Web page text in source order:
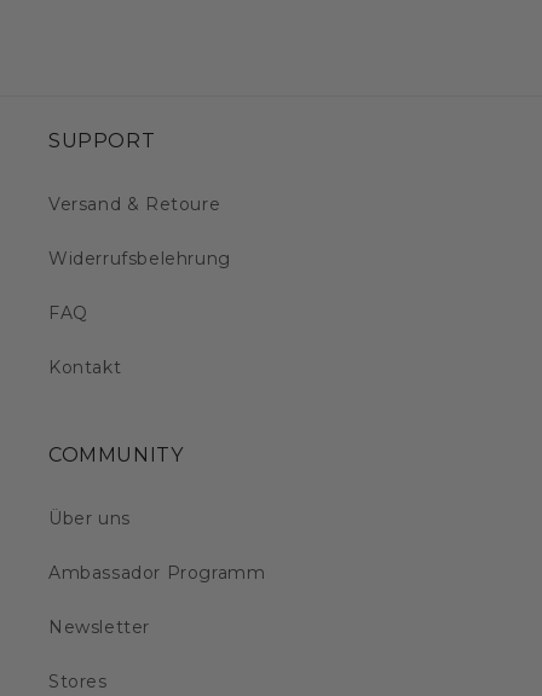
SUPPORT
Versand & Retoure
Widerrufsbelehrung
FAQ
Kontakt
COMMUNITY
Über uns
Ambassador Programm
Newsletter
Stores